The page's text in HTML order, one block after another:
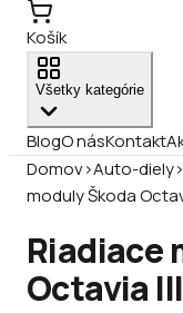
Košík
Všetky kategórie
BlogO násKontakt
Domov›Auto-diely›
moduly Škoda
Riadiace
Octavia